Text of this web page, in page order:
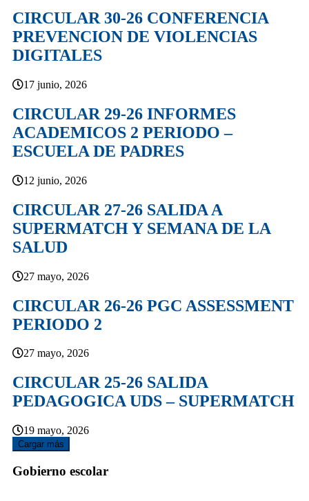
CIRCULAR 30-26 CONFERENCIA
PREVENCION DE VIOLENCIAS
DIGITALES
17 junio, 2026
CIRCULAR 29-26 INFORMES
ACADEMICOS 2 PERIODO –
ESCUELA DE PADRES
12 junio, 2026
CIRCULAR 27-26 SALIDA A
SUPERMATCH Y SEMANA DE LA
SALUD
27 mayo, 2026
CIRCULAR 26-26 PGC ASSESSMENT
PERIODO 2
27 mayo, 2026
CIRCULAR 25-26 SALIDA
PEDAGOGICA UDS – SUPERMATCH
19 mayo, 2026
Cargar más
Gobierno escolar